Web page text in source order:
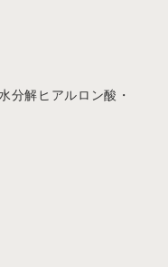
分解ヒアルロン酸・